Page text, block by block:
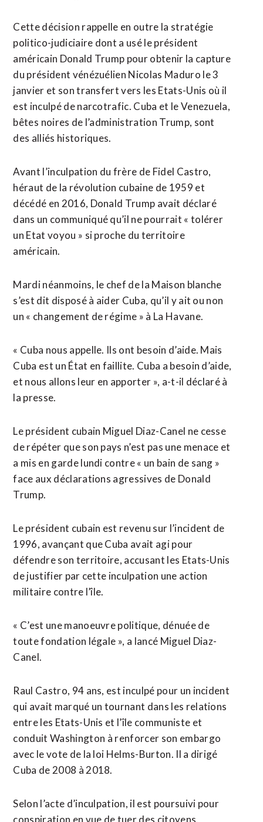
Cette décision rappelle en outre la stratégie
politico-judiciaire dont a usé le président
américain Donald Trump pour obtenir la capture
​du président vénézuélien Nicolas ‌Maduro le 3
janvier et son transfert vers les Etats-Unis où il
est inculpé ​de narcotrafic. Cuba et le Venezuela,
bêtes ⁠noires de l’administration Trump, sont
des alliés historiques.
Avant l’inculpation du frère de Fidel Castro,
héraut de la révolution ‌cubaine de 1959 et
décédé en 2016, ‌Donald Trump avait déclaré
dans un communiqué qu’il ne pourrait « tolérer
un Etat voyou » si proche du territoire
américain.
Mardi néanmoins, le chef de la Maison blanche
s’est dit disposé à aider Cuba, qu’il y ait ou non
un « changement de régime » à La Havane.
« Cuba nous appelle. Ils ont besoin d’aide. Mais
Cuba est ​un État en faillite. Cuba a besoin d’aide,
et nous allons leur en apporter », a-t-il déclaré à
la presse.
Le président cubain Miguel Diaz-Canel ne cesse
de répéter que son pays n’est pas une menace et
a mis en garde lundi contre « un bain de sang »
face aux déclarations agressives de Donald
Trump.
Le président cubain est revenu sur l’incident de
1996, avançant que Cuba avait agi pour
défendre son territoire, accusant les Etats-Unis
de justifier par cette inculpation une action
militaire contre l’île.
« C’est une manoeuvre politique, dénuée de
toute fondation légale », a ⁠lancé Miguel Diaz-
Canel.
Raul Castro, 94 ans, est inculpé pour un incident
qui avait marqué un tournant dans les relations
entre les Etats-Unis et l’île communiste et
conduit Washington ⁠à renforcer son embargo
avec le vote de la loi Helms-Burton. Il a dirigé
Cuba de 2008 à 2018.
Selon l’acte d’inculpation, il est poursuivi pour
conspiration en vue de tuer des citoyens